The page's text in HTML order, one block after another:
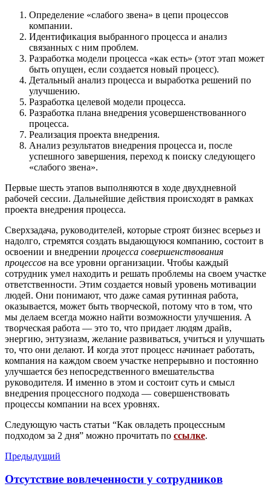
Определение «слабого звена» в цепи процессов
компании.
Идентификация выбранного процесса и анализ
связанных с ним проблем.
Разработка модели процесса «как есть» (этот этап может
быть опущен, если создается новый процесс).
Детальный анализ процесса и выработка решений по
улучшению.
Разработка целевой модели процесса.
Разработка плана внедрения усовершенствованного
процесса.
Реализация проекта внедрения.
Анализ результатов внедрения процесса и, после
успешного завершения, переход к поиску следующего
«слабого звена».
Первые шесть этапов выполняются в ходе двухдневной
рабочей сессии. Дальнейшие действия происходят в рамках
проекта внедрения процесса.
Сверхзадача, руководителей, которые строят бизнес всерьез и
надолго, стремятся создать выдающуюся компанию, состоит в
освоении и внедрении процесса совершенствования
процессов на все уровни организации. Чтобы каждый
сотрудник умел находить и решать проблемы на своем участке
ответственности. Этим создается новый уровень мотивации
людей. Они понимают, что даже самая рутинная работа,
оказывается, может быть творческой, потому что в том, что
мы делаем всегда можно найти возможности улучшения. А
творческая работа — это то, что придает людям драйв,
энергию, энтузиазм, желание развиваться, учиться и улучшать
то, что они делают. И когда этот процесс начинает работать,
компания на каждом своем участке непрерывно и постоянно
улучшается без непосредственного вмешательства
руководителя. И именно в этом и состоит суть и смысл
внедрения процессного подхода — совершенствовать
процессы компании на всех уровнях.
Следующую часть статьи “Как овладеть процессным
подходом за 2 дня” можно прочитать по ссылке.
Предыдущий
Отсутствие вовлеченности у сотрудников